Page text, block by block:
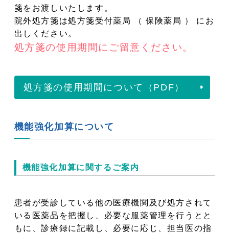
箋をお渡しいたします。
院外処方箋は処方箋受付薬局 （ 保険薬局 ） にお
出しください。
処方箋の使用期間にご留意ください。
処方箋の使用期間について（PDF）
機能強化加算について
機能強化加算に関するご案内
患者が受診している他の医療機関及び処方されて
いる医薬品を把握し、必要な服薬管理を行うとと
もに、診療録に記載し、必要に応じ、担当医の指